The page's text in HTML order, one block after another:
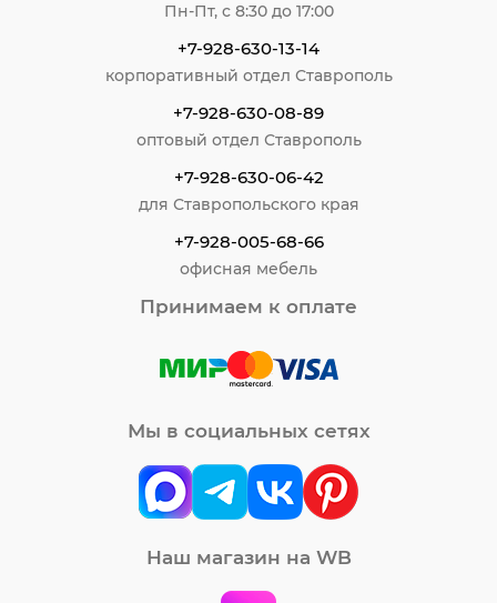
Пн-Пт, с 8:30 до 17:00
+7-928-630-13-14
корпоративный отдел Ставрополь
+7-928-630-08-89
оптовый отдел Ставрополь
+7-928-630-06-42
для Ставропольского края
+7-928-005-68-66
офисная мебель
Принимаем к оплате
Мы в социальных сетях
Наш магазин на WB